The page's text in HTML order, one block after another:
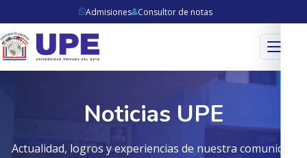
Admisiones Consultor de notas
Menú
Noticias UPE
Actualidad, logros y experiencias de nuestra comunidad